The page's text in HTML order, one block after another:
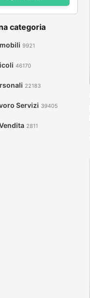
categoria
9921
46170
22183
Servizi 39405
2811